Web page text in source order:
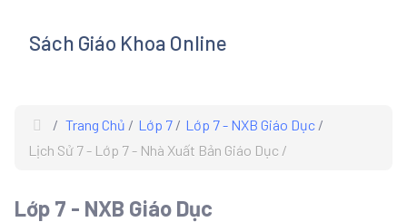
Sách Giáo Khoa Online
Trang Chủ Lớp 7
Lớp 7 - NXB Giáo Dục
Lịch Sử 7 - Lớp 7 - Nhà Xuất Bản Giáo Dục
Lớp 7 - NXB Giáo Dục